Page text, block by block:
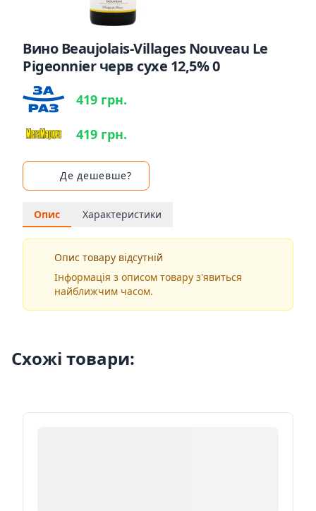
Вино Beaujolais-Villages Nouveau Le
Pigeonnier черв сухе 12,5% 0
419 грн.
419 грн.
Де дешевше?
Опис Характеристики
Опис товару відсутній
Інформація з описом товару з'явиться
найближчим часом.
Схожі товари: